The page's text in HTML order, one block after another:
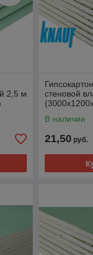
2,5 м
стеновой
В наличии
21,50 руб.